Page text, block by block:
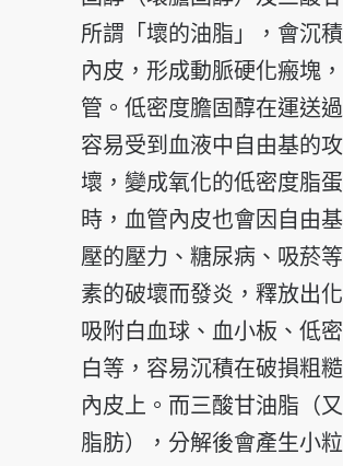
所謂「壞的油脂」，會沉
內皮，形成動脈硬化瘢塊
管。低密度膽固醇在運送過
容易受到血液中自由基的
壞，變成氧化的低密度脂
時，血管內皮也會因自由
壓的壓力、糖尿病、吸菸
素的破壞而發炎，釋放出
吸附白血球、血小板、低
白等，容易沉積在破損粗
內皮上。而三酸甘油脂（
脂肪），分解後會產生小